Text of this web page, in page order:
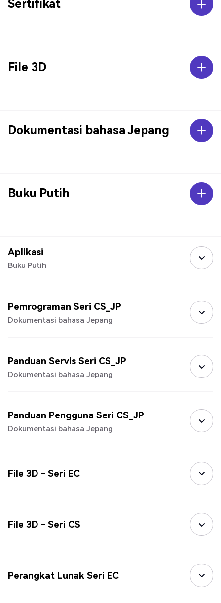
Sertifikat
File 3D
Dokumentasi bahasa Jepang
Buku Putih
Aplikasi
Buku Putih
Pemrograman Seri CS_JP
Dokumentasi bahasa Jepang
Panduan Servis Seri CS_JP
Dokumentasi bahasa Jepang
Panduan Pengguna Seri CS_JP
Dokumentasi bahasa Jepang
File 3D - Seri EC
File 3D - Seri CS
Perangkat Lunak Seri EC